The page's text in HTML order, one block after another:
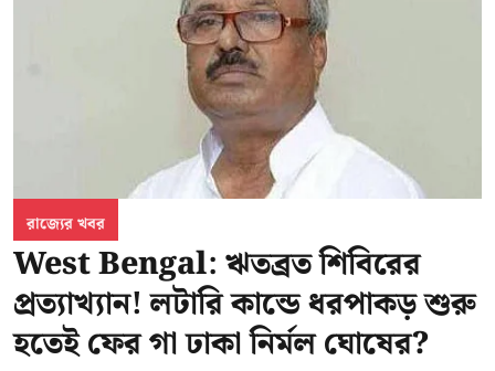
রাজ্যের খবর
West Bengal: ঋতব্রত শিবিরের
প্রত্যাখ্যান! লটারি কান্ডে ধরপাকড় শুরু
হতেই ফের গা ঢাকা নির্মল ঘোষের?